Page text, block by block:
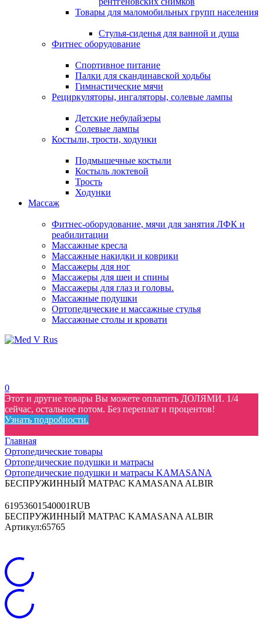
Товары для маломобильных групп населения
Стулья-сиденья для ванной и душа
Фитнес оборудование
Спортивное питание
Палки для скандинавской ходьбы
Гимнастические мячи
Рециркуляторы, ингаляторы, солевые лампы
Детские небулайзеры
Солевые лампы
Костыли, трости, ходунки
Подмышечные костыли
Костыль локтевой
Трость
Ходунки
Массаж
Фитнес-оборудование, мячи для занятия ЛФК и
реабилитации
Массажные кресла
Массажные накидки и коврики
Массажеры для ног
Массажеры для шеи и спины
Массажеры для глаз и головы.
Массажные подушки
Ортопедические и массажные стулья
Массажные столы и кровати
0
Этот и другие товары Вы можете оплатить ДОЛЯМИ. 1/4
сейчас, остальное потом. Без переплат и процентов!
Узнать подробности.
Главная
Ортопедические товары
Ортопедические подушки и матрасы
Ортопедические подушки и матрасы KAMASANA
БЕСПРУЖИННЫЙ МАТРАС KAMASANA ALBIR
61953601540001RUB
БЕСПРУЖИННЫЙ МАТРАС KAMASANA ALBIR
Артикул:65765